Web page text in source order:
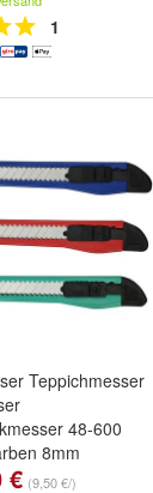
1
Teppichmesser
48-600
8mm
Stück,60 Stück
€ (9,50 €/)